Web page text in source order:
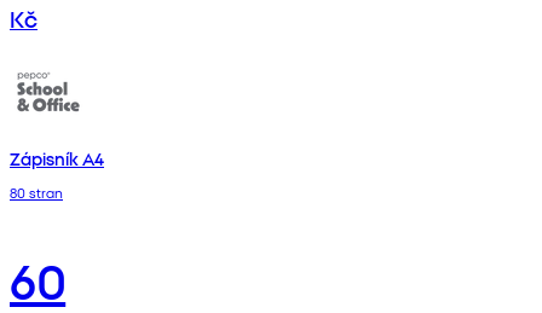
Kč
Zápisník A4
80 stran
60